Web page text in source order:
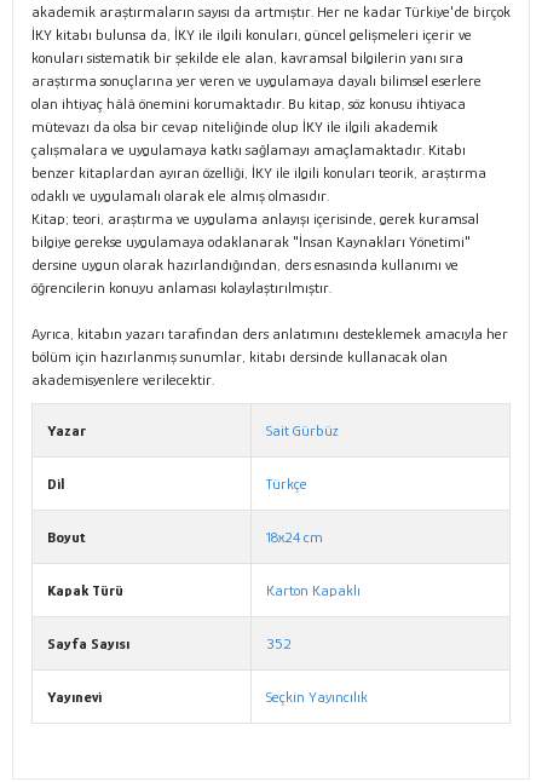
akademik araştırmaların sayısı da artmıştır. Her ne kadar Türkiye'de birçok
İKY kitabı bulunsa da, İKY ile ilgili konuları, güncel gelişmeleri içerir ve
konuları sistematik bir şekilde ele alan, kavramsal bilgilerin yanı sıra
araştırma sonuçlarına yer veren ve uygulamaya dayalı bilimsel eserlere
olan ihtiyaç hâlâ önemini korumaktadır. Bu kitap, söz konusu ihtiyaca
mütevazı da olsa bir cevap niteliğinde olup İKY ile ilgili akademik
çalışmalara ve uygulamaya katkı sağlamayı amaçlamaktadır. Kitabı
benzer kitaplardan ayıran özelliği, İKY ile ilgili konuları teorik, araştırma
odaklı ve uygulamalı olarak ele almış olmasıdır.
Kitap; teori, araştırma ve uygulama anlayışı içerisinde, gerek kuramsal
bilgiye gerekse uygulamaya odaklanarak "İnsan Kaynakları Yönetimi"
dersine uygun olarak hazırlandığından, ders esnasında kullanımı ve
öğrencilerin konuyu anlaması kolaylaştırılmıştır.
Ayrıca, kitabın yazarı tarafından ders anlatımını desteklemek amacıyla her
bölüm için hazırlanmış sunumlar, kitabı dersinde kullanacak olan
akademisyenlere verilecektir.
Yazar Sait Gürbüz
Dil Türkçe
Boyut 18x24 cm
Kapak Türü Karton Kapaklı
Sayfa Sayısı 352
Yayınevi Seçkin Yayıncılık